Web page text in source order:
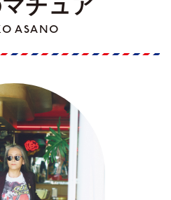
チュア
ASANO